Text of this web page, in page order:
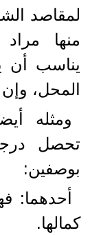
لمقاصد
منها
يناسب أن
المحل،
ومثله
تحصل
بوصفين:
أحدهما:
كمالها.